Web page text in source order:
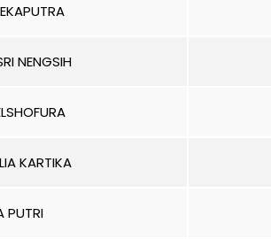
NENGSIH
KARTIKA
PUTRI